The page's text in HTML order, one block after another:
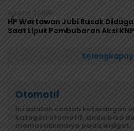
Agustus 3, 2026
HP Wartawan Jubi Rusak
Saat Liput Pembubaran Aksi
Otomotif
Ini adalah contoh keterangan
kategori otomotif, anda bisa
memasukkannya pada widget.